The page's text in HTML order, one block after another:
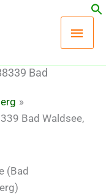
Bad
Bad Waldsee,
(Bad